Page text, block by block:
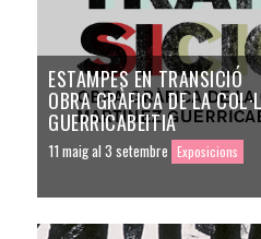
ESTAMPES EN TRANSICIÓ
OBRA GRÀFICA DE LA
GUERRICABEITIA
11 maig al 3 setembre Exposicions